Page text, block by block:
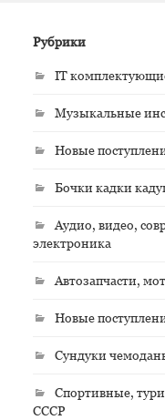
Рубрики
IT
Музыкальные
Новые
Бочки кадки
Аудио, видео,
электроника
Автозапчасти,
Новые
Сундуки
Спортивные,
СССР